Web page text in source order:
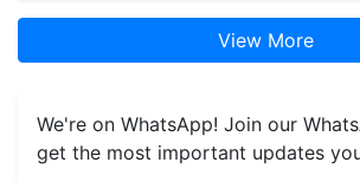
View More
We're on WhatsApp! Join our
get the most important updates